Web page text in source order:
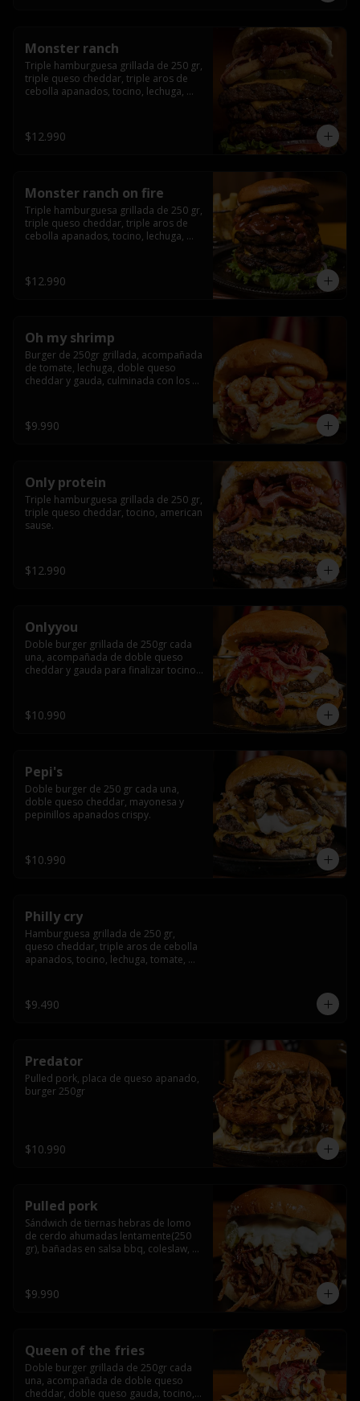
Monster ranch
Triple hamburguesa grillada de 250 gr,
triple queso cheddar, triple aros de
cebolla apanados, tocino, lechuga,
$12.990
Monster ranch on fire
Triple hamburguesa grillada de 250 gr,
triple queso cheddar, triple aros de
cebolla apanados, tocino, lechuga,
jalapeños de texas.
$12.990
Oh my shrimp
Burger de 250gr grillada, acompañada
de tomate, lechuga, doble queso
cheddar y gauda, culminada con los
$9.990
Only protein
Triple hamburguesa grillada de 250 gr,
triple queso cheddar, tocino, american
sause.
$12.990
Onlyyou
Doble burger grillada de 250gr cada
una, acompañada de doble queso
cheddar y gauda para finalizar tocino
$10.990
Pepi's
Doble burger de 250 gr cada una,
doble queso cheddar, mayonesa y
pepinillos apanados crispy.
$10.990
Philly cry
Hamburguesa grillada de 250 gr,
queso cheddar, triple aros de cebolla
apanados, tocino, lechuga, tomate,
$9.490
Predator
Pulled pork, placa de queso apanado,
burger 250gr
$10.990
Pulled pork
Sándwich de tiernas hebras de lomo
de cerdo ahumadas lentamente(250
gr), bañadas en salsa bbq, coleslaw,
$9.990
Queen of the fries
Doble burger grillada de 250gr cada
una, acompañada de doble queso
cheddar, doble queso gauda, tocino,